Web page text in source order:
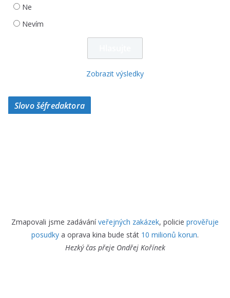
Ne
Nevím
Zobrazit výsledky
Slovo šéfredaktora
Zmapovali jsme zadáváníveřejných zakázek, policie prověřuje
posudky a oprava kina bude stát 10 milionů korun.
Hezký čas přeje Ondřej Kořínek